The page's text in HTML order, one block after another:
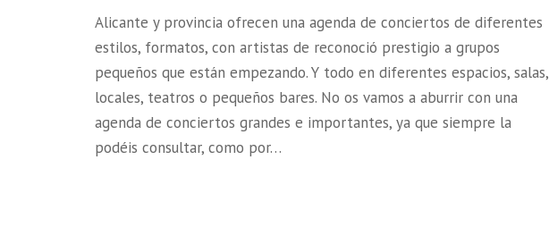
Alicante y provincia ofrecen una agenda de conciertos de diferentes
estilos, formatos, con artistas de reconoció prestigio a grupos
pequeños que están empezando. Y todo en diferentes espacios, salas,
locales, teatros o pequeños bares. No os vamos a aburrir con una
agenda de conciertos grandes e importantes, ya que siempre la
podéis consultar, como por…